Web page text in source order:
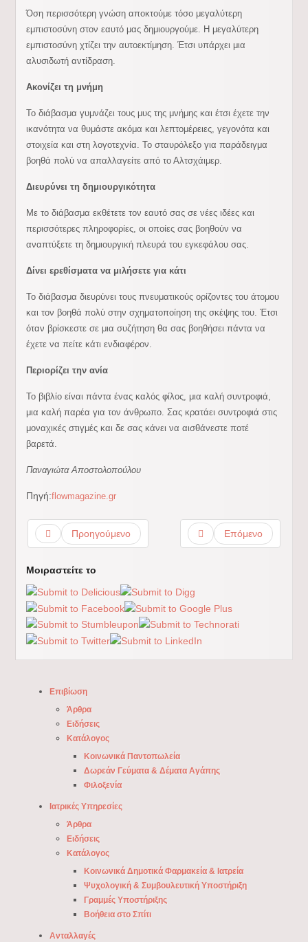
Όση περισσότερη γνώση αποκτούμε τόσο μεγαλύτερη
εμπιστοσύνη στον εαυτό μας δημιουργούμε. Η μεγαλύτερη
εμπιστοσύνη χτίζει την αυτοεκτίμηση. Έτσι υπάρχει μια
αλυσιδωτή αντίδραση.
Ακονίζει τη μνήμη
Το διάβασμα γυμνάζει τους μυς της μνήμης και έτσι έχετε την
ικανότητα να θυμάστε ακόμα και λεπτομέρειες, γεγονότα και
στοιχεία και στη λογοτεχνία. Το σταυρόλεξο για παράδειγμα
βοηθά πολύ να απαλλαγείτε από το Αλτσχάιμερ.
Διευρύνει τη δημιουργικότητα
Με το διάβασμα εκθέτετε τον εαυτό σας σε νέες ιδέες και
περισσότερες πληροφορίες, οι οποίες σας βοηθούν να
αναπτύξετε τη δημιουργική πλευρά του εγκεφάλου σας.
Δίνει ερεθίσματα να μιλήσετε για κάτι
Το διάβασμα διευρύνει τους πνευματικούς ορίζοντες του άτομου
και τον βοηθά πολύ στην σχηματοποίηση της σκέψης του. Έτσι
όταν βρίσκεστε σε μια συζήτηση θα σας βοηθήσει πάντα να
έχετε να πείτε κάτι ενδιαφέρον.
Περιορίζει την ανία
Το βιβλίο είναι πάντα ένας καλός φίλος, μια καλή συντροφιά,
μια καλή παρέα για τον άνθρωπο. Σας κρατάει συντροφιά στις
μοναχικές στιγμές και δε σας κάνει να αισθάνεστε ποτέ
βαρετά.
Παναγιώτα Αποστολοπούλου
Πηγή:flowmagazine.gr
Προηγούμενο Επόμενο
Μοιραστείτε το
Επιβίωση
Άρθρα
Ειδήσεις
Κατάλογος
Κοινωνικά Παντοπωλεία
Δωρεάν Γεύματα & Δέματα Αγάπης
Φιλοξενία
Ιατρικές Υπηρεσίες
Άρθρα
Ειδήσεις
Κατάλογος
Κοινωνικά Δημοτικά Φαρμακεία & Ιατρεία
Ψυχολογική & Συμβουλευτική Υποστήριξη
Γραμμές Υποστήριξης
Βοήθεια στο Σπίτι
Ανταλλαγές